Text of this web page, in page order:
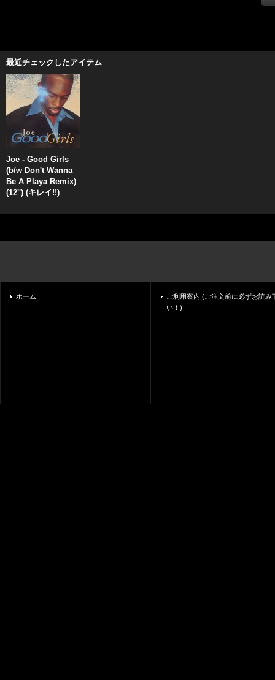
最近チェックしたアイテム
Joe - Good Girls
(b/w Don't Wanna
Be A Playa Remix)
(12'') (キレイ!!)
ホーム
ご利用案内 (ご注文前に必ずお読み
い！)